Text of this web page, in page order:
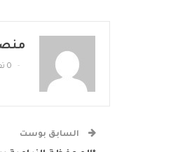
0 تعليقات
السابق بوست